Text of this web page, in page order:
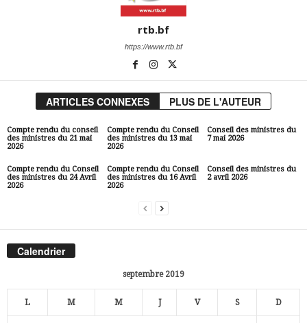
rtb.bf
https://www.rtb.bf
ARTICLES CONNEXES PLUS DE L'AUTEUR
Compte rendu du conseil
des ministres du 21 mai
2026
Compte rendu du Conseil
des ministres du 13 mai
2026
Conseil des ministres du
7 mai 2026
Compte rendu du Conseil
des ministres du 24 Avril
2026
Compte rendu du Conseil
des ministres du 16 Avril
2026
Conseil des ministres du
2 avril 2026
Calendrier
septembre 2019
L M M J V S D